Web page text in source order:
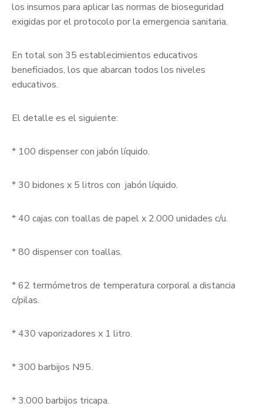
los insumos para aplicar las normas de bioseguridad
exigidas por el protocolo por la emergencia sanitaria.
En total son 35 establecimientos educativos
beneficiados, los que abarcan todos los niveles
educativos.
El detalle es el siguiente:
* 100 dispenser con jabón líquido.
* 30 bidones x 5 litros con jabón líquido.
* 40 cajas con toallas de papel x 2.000 unidades c/u.
* 80 dispenser con toallas.
* 62 termómetros de temperatura corporal a distancia
c/pilas.
* 430 vaporizadores x 1 litro.
* 300 barbijos N95.
* 3.000 barbijos tricapa.